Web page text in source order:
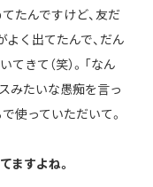
たんですけど、友だ
く出てたんで、だん
きて（笑）。「なん
みたいな愚痴を言っ
使っていただいて。
ますよね。